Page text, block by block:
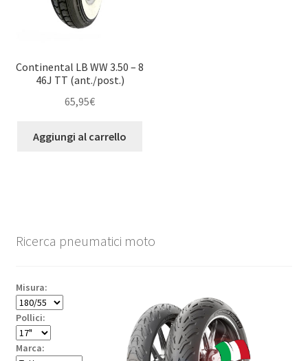
Continental LB WW 3.50 – 8
46J TT (ant./post.)
65,95€
Aggiungi al carrello
Ricerca pneumatici moto
Misura:
Pollici:
Marca: